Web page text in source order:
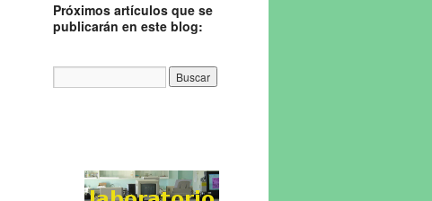
Próximos artículos que se
publicarán en este blog: